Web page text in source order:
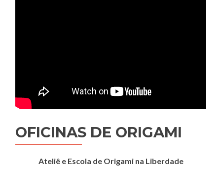
OFICINAS DE ORIGAMI
Ateliê e Escola de Origami na Liberdade